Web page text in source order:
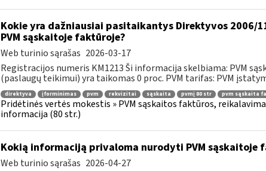
Kokie yra dažniausiai pasitaikantys Direktyvos
PVM sąskaitoje faktūroje?
Web turinio sąrašas 2026-03-17
Registracijos numeris KM1213 Ši informacija skelbiama: PVM
(paslaugų teikimui) yra taikomas 0 proc. PVM tarifas: PVM
direktyva įforminimas pvm rekvizitai sąskaita pvmį 80 str pvm sąskaita
Pridėtinės vertės mokestis » PVM sąskaitos faktūros,
informacija (80 str.)
Kokią informaciją privaloma nurodyti PVM sąskaitoje
Web turinio sąrašas 2026-04-27